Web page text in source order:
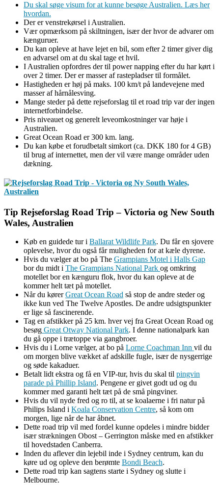
Du skal søge visum for at kunne besøge Australien. Læs her
hvordan.
Der er venstrekørsel i Australien.
Vær opmærksom på skiltningen, især der hvor de advarer om
kænguruer.
Du kan opleve at have lejet en bil, som efter 2 timer giver dig
en advarsel om at du skal tage et hvil.
I Australien opfordres der til power napping efter du har kørt i
over 2 timer. Der er masser af rastepladser til formålet.
Hastigheden er høj på maks. 100 km/t på landevejene med
masser af hårnålesving.
Mange steder på dette rejseforslag til et road trip var der ingen
internetforbindelse.
Pris niveauet og generelt leveomkostninger var høje i
Australien.
Great Ocean Road er 300 km. lang.
Du kan købe et forudbetalt simkort (ca. DKK 180 for 4 GB)
til brug af internettet, men der vil være mange områder uden
dækning.
Tip Rejseforslag Road Trip – Victoria og New South
Wales, Australien
Køb en guidede tur i Ballarat Wildlife Park. Du får en sjovere
oplevelse, hvor du også får muligheden for at kæle dyrene.
Hvis du vælger at bo på The Grampians Motel i Halls Gap
bor du midt i The Grampians National Park og omkring
motellet bor en kænguru flok, hvor du kan opleve at de
kommer helt tæt på motellet.
Når du kørerGreat Ocean Road så stop de andre steder og
ikke kun ved The Twelve Apostles. De andre udsigtspunkter
er lige så fascinerende.
Tag en afstikker på 25 km. hver vej fra Great Ocean Road og
besøg Great Otway National Park. I denne nationalpark kan
du gå oppe i trætoppe via gangbroer.
Hvis du i Lorne vælger, at bo på Lorne Coachman Inn vil du
om morgen blive vækket af adskille fugle, især de nysgerrige
og søde kakaduer.
Betalt lidt ekstra og få en VIP-tur, hvis du skal til pingvin
parade på Phillip Island. Pengene er givet godt ud og du
kommer med garanti helt tæt på de små pingviner.
Hvis du vil nyde fred og ro til, at se koalaerne i fri natur på
Philips Island i Koala Conservation Centre, så kom om
morgen, lige når de har åbnet.
Dette road trip vil med fordel kunne opdeles i mindre bidder
især strækningen Obost – Gerrington måske med en afstikker
til hovedstaden Canberra.
Inden du aflever din lejebil inde i Sydney centrum, kan du
køre ud og opleve den berømte Bondi Beach.
Dette road trip kan sagtens starte i Sydney og slutte i
Melbourne.